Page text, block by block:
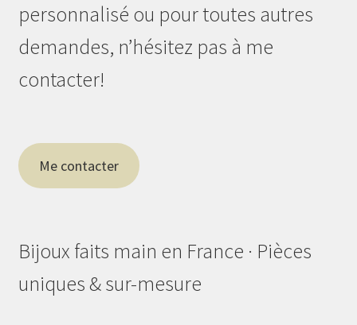
personnalisé ou pour toutes autres
demandes, n’hésitez pas à me
contacter!
Me contacter
Bijoux faits main en France · Pièces
uniques & sur-mesure